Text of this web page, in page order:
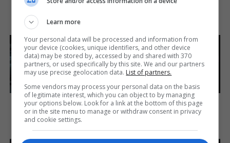
Screamed "Please Don't
Unleashing Her Passion:
Demi Moore's 8 Sultriest
Movie Roles!
8 Movies Based On Real
Stories That Give Us
Shivers
Learn more
Your personal data will be processed and information from
your device (cookies, unique identifiers, and other device
data) may be stored by, accessed by and shared with 370
partners, or used specifically by this site. We and our partners
may use precise geolocation data. List of partners.
Some vendors may process your personal data on the basis
of legitimate interest, which you can object to by managing
your options below. Look for a link at the bottom of this page
or in the site menu to manage or withdraw consent in privacy
and cookie settings.